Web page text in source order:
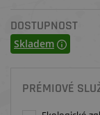
DOSTUPNOST
Skladem
PRÉMIOVÉ